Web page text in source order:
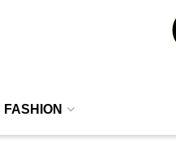
FASHION